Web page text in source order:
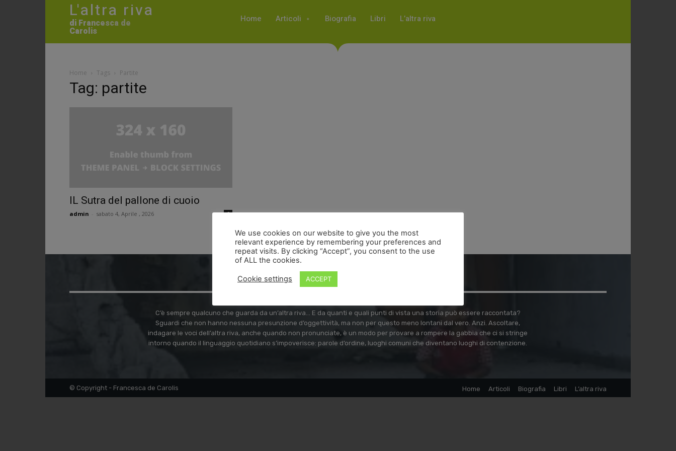
L'altra riva
di Francesca de
Carolis
Home Articoli Biografia Libri L’altra riva
Home Tags Partite
Tag: partite
IL Sutra del pallone di cuoio
admin sabato 4, Aprile , 2026 0
C’è sempre qualcuno che guarda da un’altra riva… E da quanti e quali punti di vista una storia può essere raccontata?
Sguardi che non hanno nessuna presunzione d’oggettività, ma non per questo meno lontani dal vero. Anzi. Ascoltare,
indagare le voci dell’altra riva, anche quando non pronunciate, è un modo per provare a rompere la gabbia che ci si stringe
intorno quando il linguaggio quotidiano s’impoverisce: parole d’ordine, luoghi comuni che diventano luoghi di contenzione.
© Copyright - Francesca de Carolis Home Articoli Biografia Libri L’altra riva
We use cookies on our website to give you the most
relevant experience by remembering your preferences and
repeat visits. By clicking “Accept”, you consent to the use
of ALL the cookies.
Cookie settings ACCEPT